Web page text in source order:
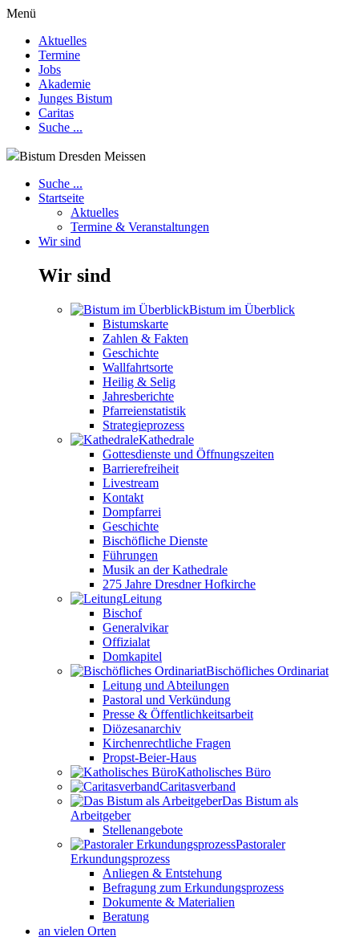
Menü
Aktuelles
Termine
Jobs
Akademie
Junges Bistum
Caritas
Suche ...
Bistum Dresden Meissen
Suche ...
Startseite
Aktuelles
Termine & Veranstaltungen
Wir sind
Wir sind
Bistum im Überblick
Bistumskarte
Zahlen & Fakten
Geschichte
Wallfahrtsorte
Heilig & Selig
Jahresberichte
Pfarreienstatistik
Strategieprozess
Kathedrale
Gottesdienste und Öffnungszeiten
Barrierefreiheit
Livestream
Kontakt
Dompfarrei
Geschichte
Bischöfliche Dienste
Führungen
Musik an der Kathedrale
275 Jahre Dresdner Hofkirche
Leitung
Bischof
Generalvikar
Offizialat
Domkapitel
Bischöfliches Ordinariat
Leitung und Abteilungen
Pastoral und Verkündung
Presse & Öffentlichkeitsarbeit
Diözesanarchiv
Kirchenrechtliche Fragen
Propst-Beier-Haus
Katholisches Büro
Caritasverband
Das Bistum als
Arbeitgeber
Stellenangebote
Pastoraler
Erkundungsprozess
Anliegen & Entstehung
Befragung zum Erkundungsprozess
Dokumente & Materialien
Beratung
an vielen Orten